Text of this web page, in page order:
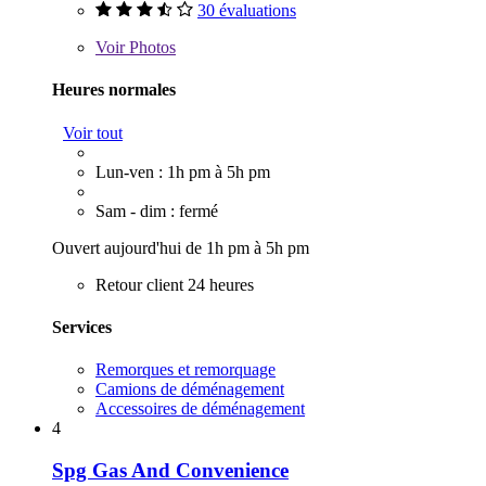
30 évaluations
VoirPhotos
Heures normales
Voir tout
Lun-ven : 1h pm à 5h pm
Sam - dim : fermé
Ouvert aujourd'hui de 1h pm à 5h pm
Retour client 24 heures
Services
Remorques et remorquage
Camions de déménagement
Accessoires de déménagement
4
Spg Gas And Convenience